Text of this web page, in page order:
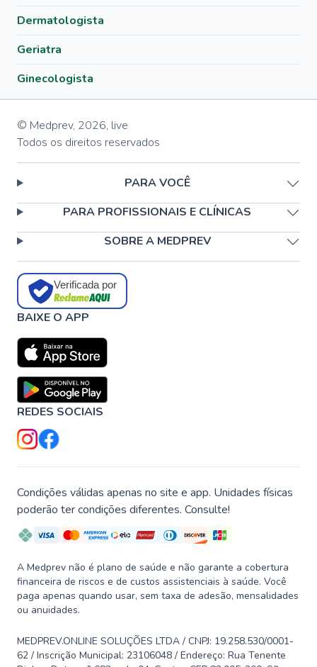
Dermatologista
Geriatra
Ginecologista
© Medprev, 2026, live
Todos os direitos reservados
PARA VOCÊ
PARA PROFISSIONAIS E CLÍNICAS
SOBRE A MEDPREV
Verificada por
BAIXE O APP
REDES SOCIAIS
Condições válidas apenas no site e app. Unidades físicas
poderão ter condições diferentes. Consulte!
A Medprev não é plano de saúde e não garante a cobertura
financeira de riscos e de custos assistenciais à saúde. Você
paga apenas quando usar, sem taxa de adesão, mensalidades
ou anuidades.
MEDPREV.ONLINE SOLUÇÕES LTDA / CNPJ: 19.258.530/0001-
62 / Inscrição Municipal: 23106048 / Endereço: Rua Tenente